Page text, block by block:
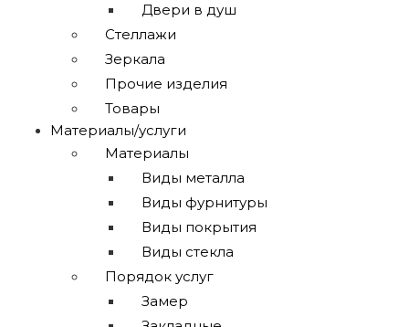
Двери в душ
Стеллажи
Зеркала
Прочие изделия
Товары
Материалы/услуги
Материалы
Виды металла
Виды фурнитуры
Виды покрытия
Виды стекла
Порядок услуг
Замер